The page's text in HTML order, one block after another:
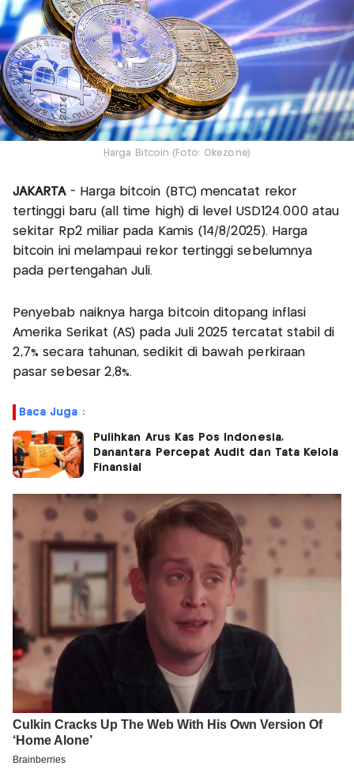
Harga Bitcoin (Foto: Okezone)
JAKARTA- Harga bitcoin (BTC) mencatat rekor
tertinggi baru (all time high) di level USD124.000 atau
sekitar Rp2 miliar pada Kamis (14/8/2025). Harga
bitcoin ini melampaui rekor tertinggi sebelumnya
pada pertengahan Juli.
Penyebab naiknya harga bitcoin ditopang inflasi
Amerika Serikat (AS) pada Juli 2025 tercatat stabil di
2,7% secara tahunan, sedikit di bawah perkiraan
pasar sebesar 2,8%.
Baca Juga :
Pulihkan Arus Kas Pos Indonesia,
Danantara Percepat Audit dan Tata Kelola
Finansial